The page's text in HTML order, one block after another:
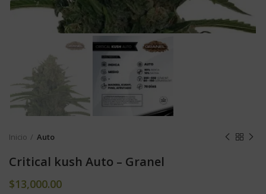
Inicio Auto
Critical kush Auto – Granel
$13,000.00